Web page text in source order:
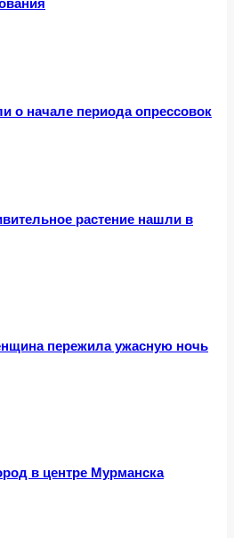
о начале периода опрессовок
растение нашли в
пережила ужасную ночь
в центре Мурманска